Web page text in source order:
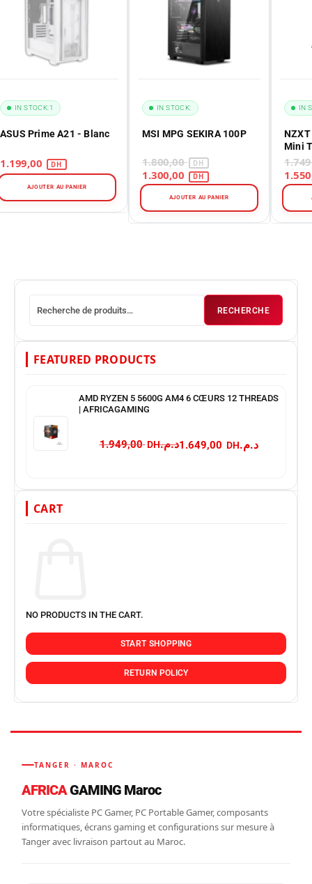
ASUS Prime A21 - Blanc
IN STOCK:1
AJOUTER AU PANIER
MSI MPG SEKIRA 100P
1.800,00
IN STOCK:
AJOUTER AU PANIER
Mini
IN
RECHERCHE
FEATURED PRODUCTS
AMD RYZEN 5 5600G AM4 6 CŒURS 12 THREADS
| AFRICAGAMING
د.م. 1.949,00 د.م.
CART
NO PRODUCTS IN THE CART.
START SHOPPING
RETURN POLICY
TANGER · MAROC
AFRICAGAMING Maroc
Votre spécialiste PC Gamer, PC Portable Gamer, composants
informatiques, écrans gaming et configurations sur mesure à
Tanger avec livraison partout au Maroc.